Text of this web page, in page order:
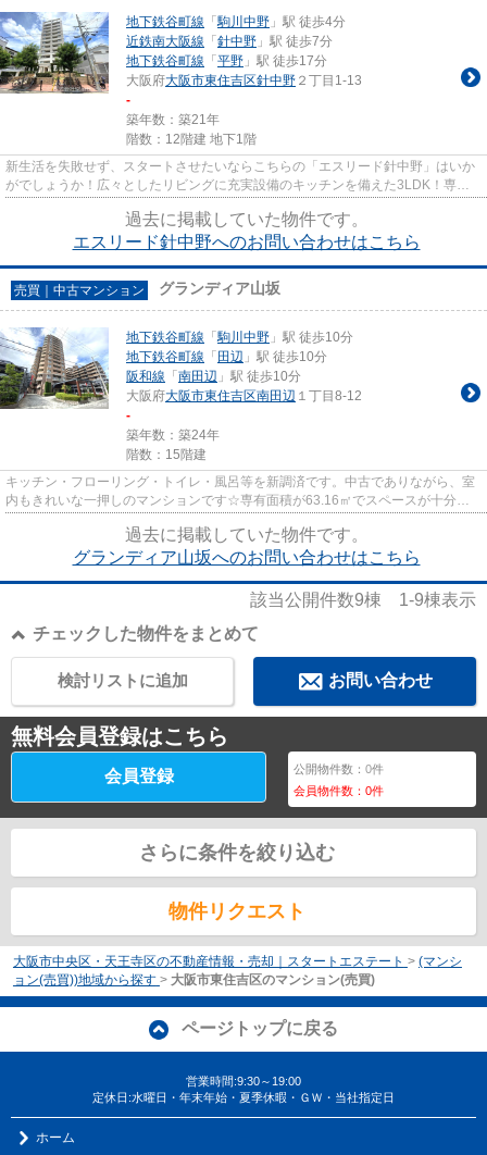
地下鉄谷町線 「駒川中野 」駅 徒歩4分
近鉄南大阪線 「 針中野 」駅 徒歩7分
地下鉄谷町線 「 平野 」駅 徒歩17分
大阪府大阪市東住吉区針中野 ２丁目1-13
-
築年数：築21年
階数：12階建 地下1階
新生活を失敗せず、スタートさせたいならこちらの「エスリード針中野」はいか
がでしょうか！広々としたリビングに充実設備のキッチンを備えた3LDK！専有
過去に掲載していた物件です。
エスリード針中野へのお問い合わせはこちら
売買｜中古マンション グランディア山坂
地下鉄谷町線 「駒川中野 」駅 徒歩10分
地下鉄谷町線 「 田辺 」駅 徒歩10分
阪和線 「 南田辺 」駅 徒歩10分
大阪府大阪市東住吉区南田辺 １丁目8-12
-
築年数：築24年
階数：15階建
キッチン・フローリング・トイレ・風呂等を新調済です。中古でありながら、室
内もきれいな一押しのマンションです☆専有面積が63.16㎡でスペースが十分の
過去に掲載していた物件です。
グランディア山坂へのお問い合わせはこちら
該当公開件数9棟 1-9棟表示
チェックした物件をまとめて
お問い合わせ
検討リストに追加
無料会員登録はこちら
会員登録 公開物件数：0件
会員物件数：0件
さらに条件を絞り込む
物件リクエスト
大阪市中央区・天王寺区の不動産情報・売却｜スタートエステート > (マンシ
ョン(売買))地域から探す > 大阪市東住吉区のマンション(売買)
ページトップに戻る
営業時間:9:30～19:00
定休日:水曜日・年末年始・夏季休暇・ＧＷ・当社指定日
ホーム